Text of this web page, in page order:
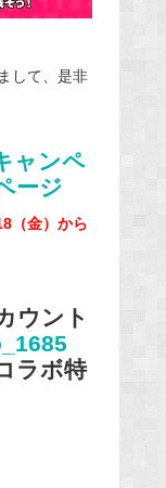
して、是非
ャンペ
ージ
（金）から
ウント
ラボ特